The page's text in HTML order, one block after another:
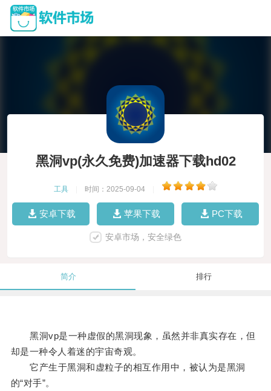
黑洞vp(永久免费)加速器下载hd02
工具 时间：2025-09-04
安卓下载 苹果下载 PC下载
安卓市场，安全绿色
简介 排行
黑洞vp是一种虚假的黑洞现象，虽然并非真实存在，但
却是一种令人着迷的宇宙奇观。
它产生于黑洞和虚粒子的相互作用中，被认为是黑洞
的“对手”。